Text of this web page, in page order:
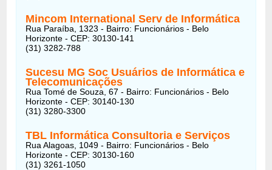
Mincom International Serv de Informática
Rua Paraíba, 1323 - Bairro: Funcionários - Belo
Horizonte - CEP: 30130-141
(31) 3282-788
Sucesu MG Soc Usuários de Informática e
Telecomunicações
Rua Tomé de Souza, 67 - Bairro: Funcionários - Belo
Horizonte - CEP: 30140-130
(31) 3280-3300
TBL Informática Consultoria e Serviços
Rua Alagoas, 1049 - Bairro: Funcionários - Belo
Horizonte - CEP: 30130-160
(31) 3261-1050